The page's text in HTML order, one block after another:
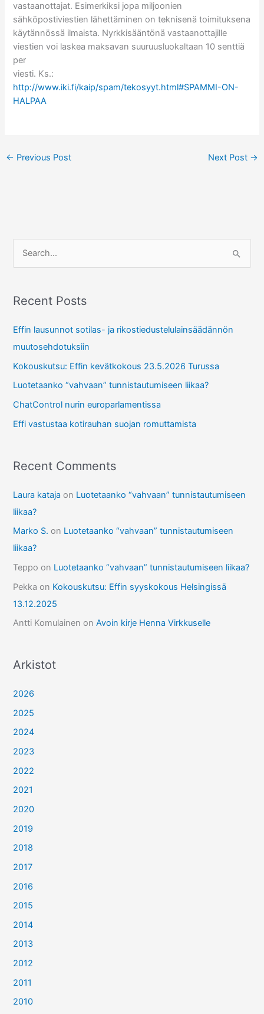
vastaanottajat. Esimerkiksi jopa miljoonien
sähköpostiviestien lähettäminen on teknisenä toimituksena
käytännössä ilmaista. Nyrkkisääntönä vastaanottajille
viestien voi laskea maksavan suuruusluokaltaan 10 senttiä
per
viesti. Ks.:
http://www.iki.fi/kaip/spam/tekosyyt.html#SPAMMI-ON-
HALPAA
← Previous Post Next Post →
r
h
f
o
r
:
Recent Posts
Effin lausunnot sotilas- ja rikostiedustelulainsäädännön
muutosehdotuksiin
Kokouskutsu: Effin kevätkokous 23.5.2026 Turussa
Luotetaanko “vahvaan” tunnistautumiseen liikaa?
ChatControl nurin europarlamentissa
Effi vastustaa kotirauhan suojan romuttamista
Recent Comments
Laura kataja on Luotetaanko “vahvaan” tunnistautumiseen
liikaa?
Marko S. on Luotetaanko “vahvaan” tunnistautumiseen
liikaa?
Teppo on Luotetaanko “vahvaan” tunnistautumiseen liikaa?
Pekka on Kokouskutsu: Effin syyskokous Helsingissä
13.12.2025
Antti Komulainen onAvoin kirje Henna Virkkuselle
Arkistot
2026
2025
2024
2023
2022
2021
2020
2019
2018
2017
2016
2015
2014
2013
2012
2011
2010